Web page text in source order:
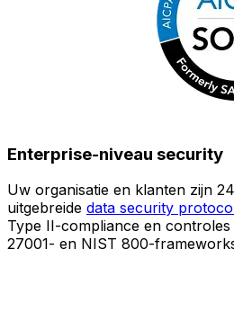
Enterprise-niveau security
Uw organisatie en klanten zijn
uitgebreide data security
Type II-compliance en controles
27001- en NIST 800-